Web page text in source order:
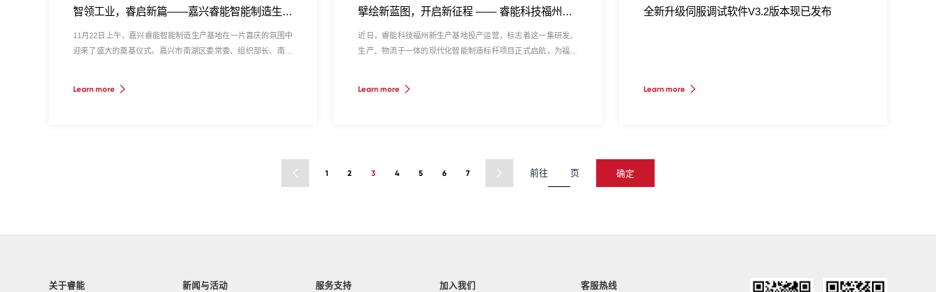
智领工业，睿启新篇——嘉兴睿能智能制造生产基地正式奠基
11月22日上午，嘉兴睿能智能制造生产基地在一片喜庆的氛围中
迎来了盛大的奠基仪式。嘉兴市南湖区委常委、组织部长、南湖
Learn more
擘绘新蓝图，开启新征程 —— 睿能科技福州新生产基地投产运营
近日，睿能科技福州新生产基地投产运营，标志着这一集研发、
生产、物流于一体的现代化智能制造标杆项目正式启航，为福州
Learn more
全新升级伺服调试软件V3.2版本现已发布
Learn more
1 2 3 4 5 6 7 前往 页
关于睿能 新闻与活动 服务支持 加入我们 客服热线